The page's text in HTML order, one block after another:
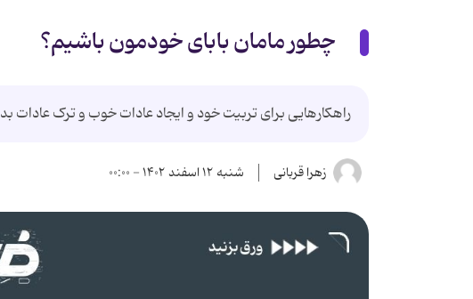
چطور مامان بابای خودمون باشیم؟
راهکارهایی برای تربیت خود و ایجاد عادات خوب و ترک عادات بد
زهرا قربانی شنبه ۱۲ اسفند ۱۴۰۲ - ۰۰:۰۰